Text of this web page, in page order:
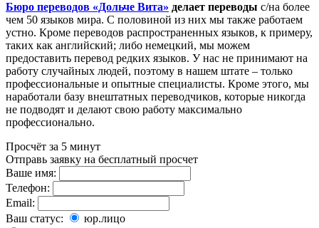
Бюро переводов «Дольче Вита» делает переводы с/на более
чем 50 языков мира. С половиной из них мы также работаем
устно. Кроме переводов распространенных языков, к примеру,
таких как английский; либо немецкий, мы можем
предоставить перевод редких языков. У нас не принимают на
работу случайных людей, поэтому в нашем штате – только
профессиональные и опытные специалисты. Кроме этого, мы
наработали базу внештатных переводчиков, которые никогда
не подводят и делают свою работу максимально
профессионально.
Просчёт за 5 минут
Отправь заявку на бесплатный просчет
Ваше имя:
Телефон:
Email:
Ваш статус:
юр.лицо